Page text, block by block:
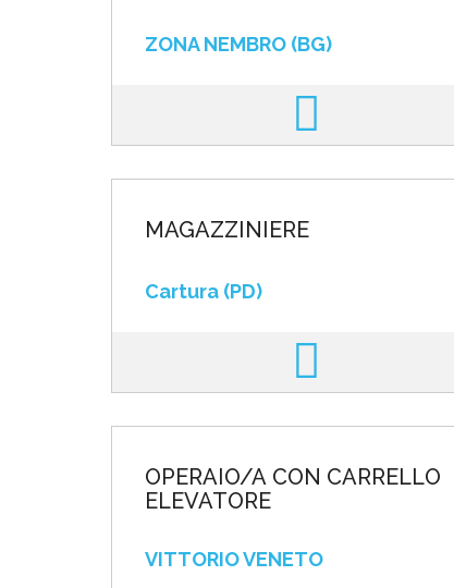
ZONA NEMBRO (BG)
MAGAZZINIERE
Cartura (PD)
OPERAIO/A CON CARRELLO
ELEVATORE
VITTORIO VENETO